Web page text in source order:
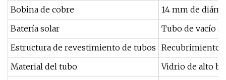
Bobina de cobre
14 mm de
Batería solar
Tubo de vacío
Estructura de revestimiento de tubos Recubrimiento
Material del tubo
Vidrio de alto